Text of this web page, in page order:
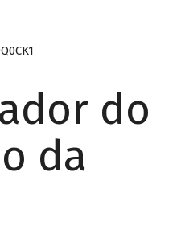
do
da